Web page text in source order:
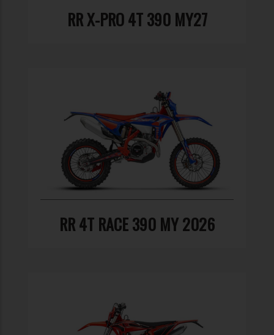
RR X-PRO 4T 390 MY27
RR 4T RACE 390 MY 2026